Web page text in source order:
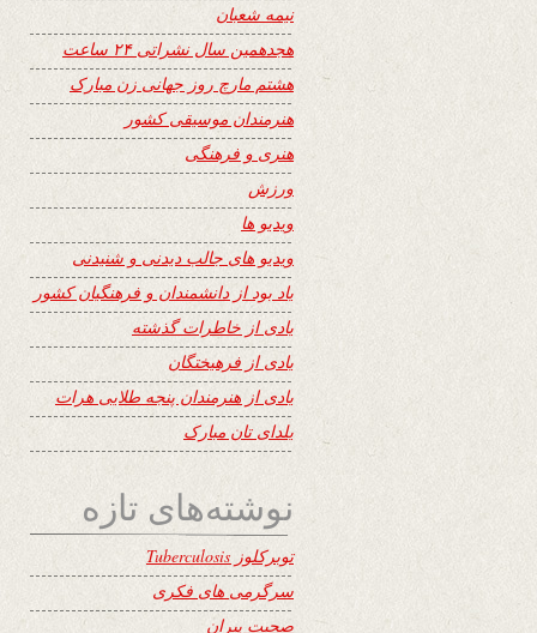
نیمه شعبان
هجدهمین سال نشراتی ۲۴ ساعت
هشتم مارچ روز جهانی زن مبارک
هنرمندان موسیقی کشور
هنری و فرهنگی
ورزش
ویدیو ها
ویدیو های جالب دیدنی و شنیدنی
یاد بود از دانشمندان و فرهنگیان کشور
یادی از خاطرات گذشته
یادی از فرهیختگان
یادی از هنرمندان پنجه طلایی هرات
یلدای تان مبارک
نوشته‌های تازه
توبرکلوز Tuberculosis
سرگرمی های فکری
صحبت پیران